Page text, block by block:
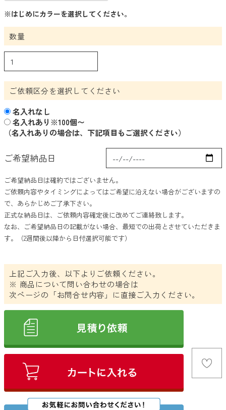
抽選会・イベント用キット
カラーから探す
ホワイト
ブラック
レッド
ピンク
パープル
ブルー
グリーン
イエロー
ブラウン
ゴールド
クリア
その他
ブランドから探す
※はじめにカラーを選択してください。
数量
ご依頼区分を選択してください
名入れなし
名入れあり※100個〜
（名入れありの場合は、下記項目もご選択ください）
ご希望納品日
ご希望納品日は確約ではございません。
ご依頼内容やタイミングによってはご希望に沿えない場合がございますの
で、あらかじめご了承下さい。
正式な納品日は、ご依頼内容確定後に改めてご連絡致します。
なお、ご希望納品日の記載がない場合、最短での出荷とさせていただきま
す。（2週間後以降から日付選択可能です）
上記ご入力後、以下よりご依頼ください。
※ 商品について問い合わせの場合は
次ページの「お問合せ内容」に直接ご入力ください。